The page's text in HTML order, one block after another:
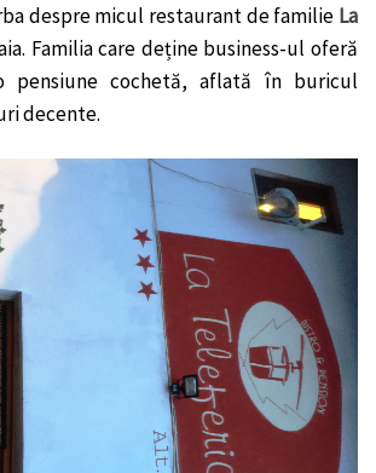
despre micul restaurant de familie La
Familia care deține business-ul oferă
pensiune cochetă, aflată în buricul
decente.